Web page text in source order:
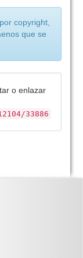
copyright,
que se
o enlazar
33886